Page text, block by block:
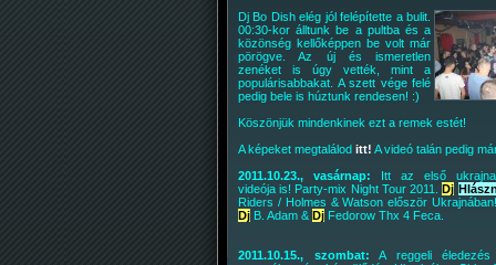
Dj Bo Dish elég jól felépítette a bulit.
00:30-kor álltunk be a pultba és a
közönség kellőképpen be volt már
pörögve. Az új és ismeretlen
zenéket is úgy vették, mint a
populárisabbakat. A szett vége felé
pedig bele is húztunk rendesen! :)
Köszönjük mindenkinek ezt a remek estét!
A képeket megtalálod itt! A videó talán pedig
2011.10.23., vasárnap: Itt az első
videója is! Party-mix Night Tour 2011.
Dj
Riders / Holmes & Watson először
Dj B. Adam & Dj Fedorow Thx 4 Feca.
2011.10.15., szombat: A reggeli